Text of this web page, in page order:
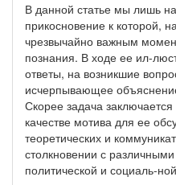
В данной статье мы лишь
прикосновение к которой,
чрезвычайно важным
познания. В ходе ее ил-
ответы, на возникшие
исчерпывающее
Скорее задача
качестве мотива для ее
теоретических и
столкновении с
политической и социаль-